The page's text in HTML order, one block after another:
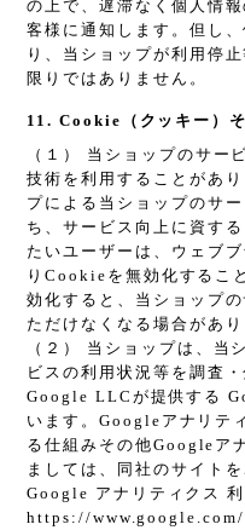
の上で、遅滞なく個人情
客様に通知します。但し
り、当ショップが利用停
限りではありません。
11. Cookie（クッキー）
（１） 当ショップのサー
技術を利用することがあ
プによる当ショップのサ
ち、サービス向上に資す
たいユーザーは、ウェブ
りCookieを無効化するこ
効化すると、当ショップ
ただけなくなる場合があり
（２） 当ショップは、当
ビスの利用状況等を調査
Google LLCが提供する
います。Googleアナリテ
る仕組みその他Googleア
ましては、同社のサイトを
Google アナリティクス 利
https://